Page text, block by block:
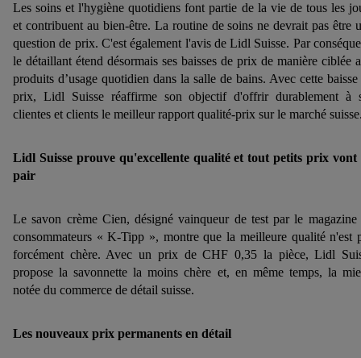
Les soins et l'hygiène quotidiens font partie de la vie de tous les
et contribuent au bien-être. La routine de soins ne devrait pas être
question de prix. C'est également l'avis de Lidl Suisse. Par
le détaillant étend désormais ses baisses de prix de manière ciblée
produits d’usage quotidien dans la salle de bains. Avec cette baisse
prix, Lidl Suisse réaffirme son objectif d'offrir durablement à
clientes et clients le meilleur rapport qualité-prix sur le marché
Lidl Suisse prouve qu'excellente qualité et tout petits prix vont
pair
Le savon crème Cien, désigné vainqueur de test par le magazine
consommateurs « K-Tipp », montre que la meilleure qualité n'est
forcément chère. Avec un prix de CHF 0,35 la pièce, Lidl
propose la savonnette la moins chère et, en même temps, la
notée du commerce de détail suisse.
Les nouveaux prix permanents en détail